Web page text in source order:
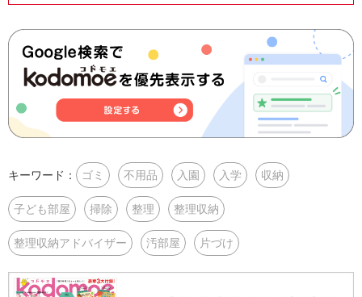
キーワード： ゴミ 不用品 入園 入学 収納
子ども部屋 掃除 整理 整理収納
整理収納アドバイザー 汚部屋 片づけ